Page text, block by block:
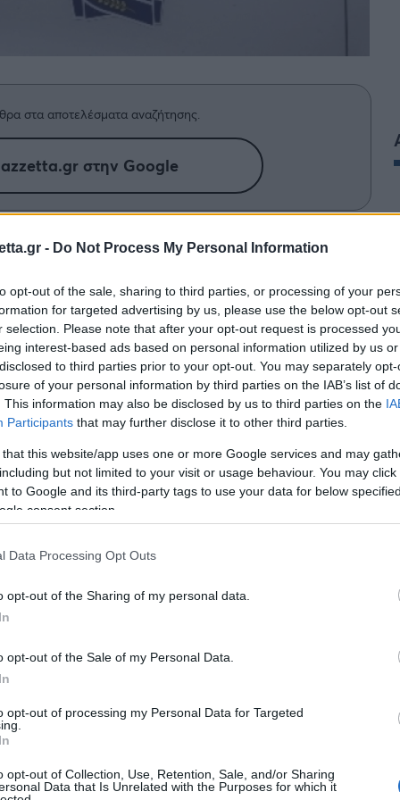
- Do Not Process My Personal Information
opt-out of the sale, sharing to third parties, or processing of your
for targeted advertising by us, please use the below opt-out
selection. Please note that after your opt-out request is processed
interest-based ads based on personal information utilized by us
to third parties prior to your opt-out. You may separately
of your personal information by third parties on the IAB’s list of
This information may also be disclosed by us to third parties on the
Participants that may further disclose it to other third parties.
that this website/app uses one or more Google services and may
but not limited to your visit or usage behaviour. You may
to Google and its third-party tags to use your data for below
consent section.
Data Processing Opt Outs
opt-out of the Sharing of my personal data.
opt-out of the Sale of my Personal Data.
opt-out of processing my Personal Data for Targeted
opt-out of Collection, Use, Retention, Sale, and/or Sharing
Data that Is Unrelated with the Purposes for which it
στα αποτελέσματα αναζήτησης.
στην Google
τον ακολούθησαν με χρήση
συνεχείς
χρήστες του οδικού
τηνκαταδίωξη του 16χρονου στη Θεσσαλονίκη
ένας άνδρας της ομάδας ΔΙ.ΑΣ, ο
ημεδαπός – οδηγός Ι.Χ.Φορτηγού, μετέβη
όπου εφοδιάστηκε με πετρέλαιο δίχως
με σχετική καταγγελία του υπαλλήλου, ο
ΔΙ.ΑΣ., οι οποίοι βρίσκονταν πλησίον του